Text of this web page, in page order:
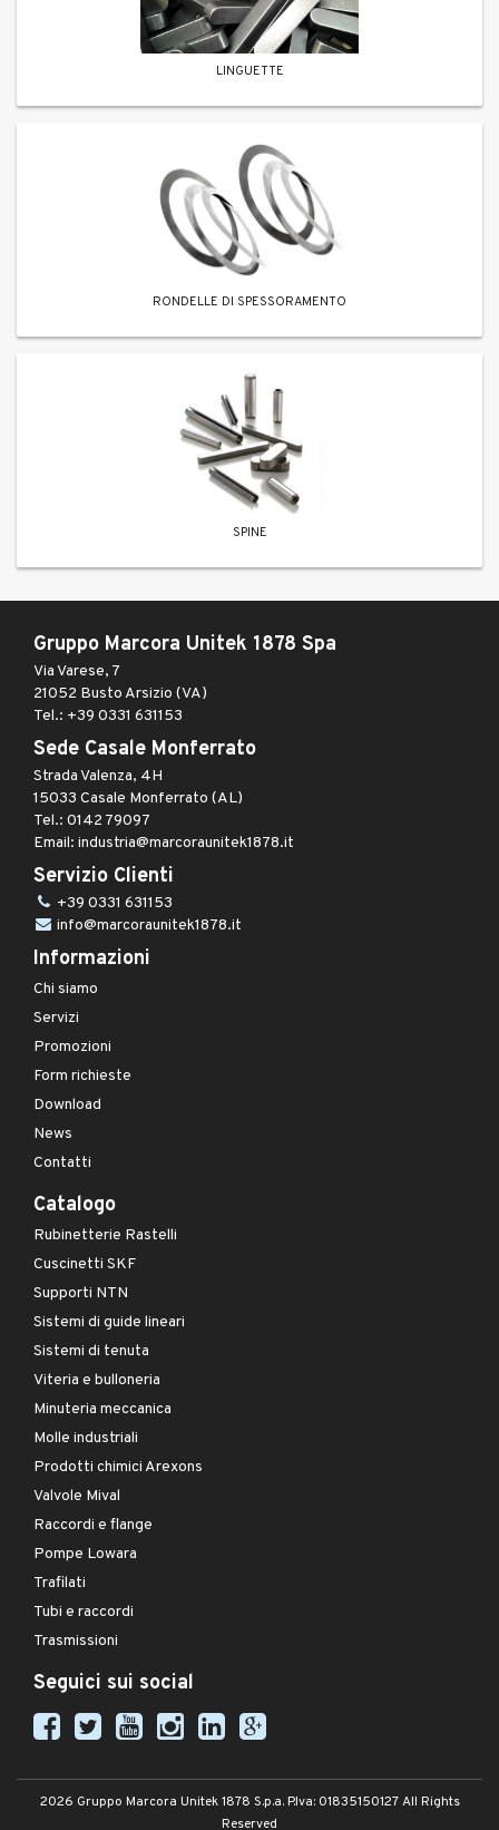
LINGUETTE
RONDELLE DI SPESSORAMENTO
SPINE
Gruppo Marcora Unitek 1878 Spa
Via Varese, 7
21052 Busto Arsizio (VA)
Tel.: +39 0331 631153
Sede Casale Monferrato
Strada Valenza, 4H
15033 Casale Monferrato (AL)
Tel.: 0142 79097
Email: industria@marcoraunitek1878.it
Servizio Clienti
+39 0331 631153
info@marcoraunitek1878.it
Informazioni
Chi siamo
Servizi
Promozioni
Form richieste
Download
News
Contatti
Catalogo
Rubinetterie Rastelli
Cuscinetti SKF
Supporti NTN
Sistemi di guide lineari
Sistemi di tenuta
Viteria e bulloneria
Minuteria meccanica
Molle industriali
Prodotti chimici Arexons
Valvole Mival
Raccordi e flange
Pompe Lowara
Trafilati
Tubi e raccordi
Trasmissioni
Seguici sui social
2026 Gruppo Marcora Unitek 1878 S.p.a. P.Iva: 01835150127 All Rights
Reserved